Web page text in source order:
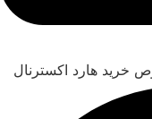
خرید هارد اکسترنال